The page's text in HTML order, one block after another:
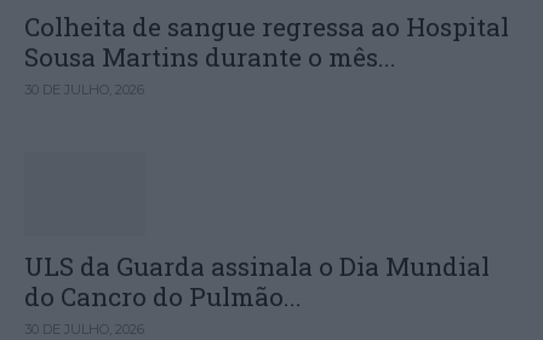
Colheita de sangue regressa ao Hospital
Sousa Martins durante o mês...
30 DE JULHO, 2026
ULS da Guarda assinala o Dia Mundial
do Cancro do Pulmão...
30 DE JULHO, 2026